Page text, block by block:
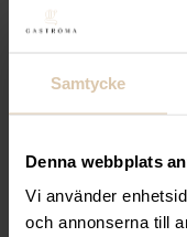
Samtycke
Denna webbplats
Vi använder
och annonserna till
4 792
LOGGA IN
Specialpriser
Expertis och